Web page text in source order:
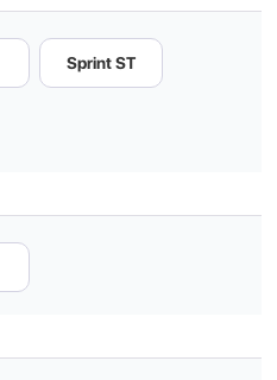
Sprint ST